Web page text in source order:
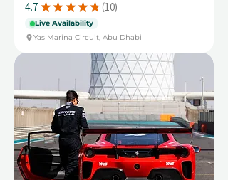
4.7 ★ ★ ★ ★ ★ 10
10
Live Availability
Yas Marina Circuit, Abu Dhabi